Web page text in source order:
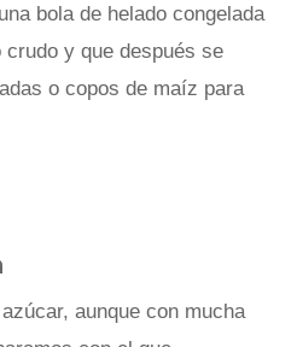
bola de helado congelada
y que después se
o copos de maíz para
aunque con mucha